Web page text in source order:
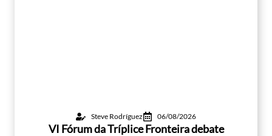
Steve Rodríguez 06/08/2026
VI Fórum da Tríplice Fronteira debate